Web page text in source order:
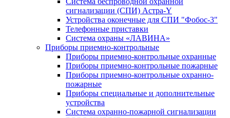
сигнализации (СПИ) Астра-Y
Устройства оконечные для СПИ "Фобос-3"
Телефонные приставки
Система охраны «ЛАВИНА»
Приборы приемно-контрольные
Приборы приемно-контрольные охранные
Приборы приемно-контрольные пожарные
Приборы приемно-контрольные охранно-
пожарные
Приборы специальные и дополнительные
устройства
Система охранно-пожарной сигнализации